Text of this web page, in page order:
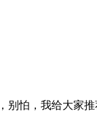
怕，我给大家